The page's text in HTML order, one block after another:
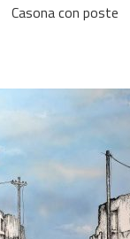
Casona con poste